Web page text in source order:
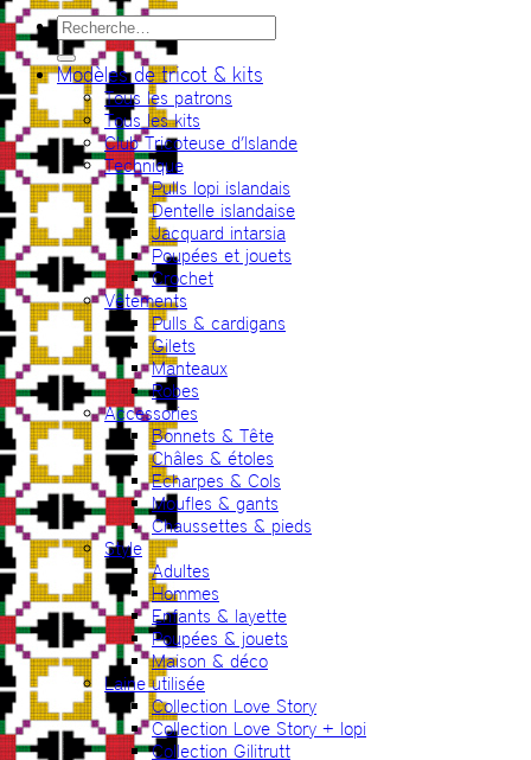
Recherche
pour :
Modèles de tricot & kits
Tous les patrons
Tous les kits
Club Tricoteuse d’Islande
Technique
Pulls lopi islandais
Dentelle islandaise
Jacquard intarsia
Poupées et jouets
Crochet
Vêtements
Pulls & cardigans
Gilets
Manteaux
Robes
Accessories
Bonnets & Tête
Châles & étoles
Echarpes & Cols
Moufles & gants
Chaussettes & pieds
Style
Adultes
Hommes
Enfants & layette
Poupées & jouets
Maison & déco
Laine utilisée
Collection Love Story
Collection Love Story + lopi
Collection Gilitrutt